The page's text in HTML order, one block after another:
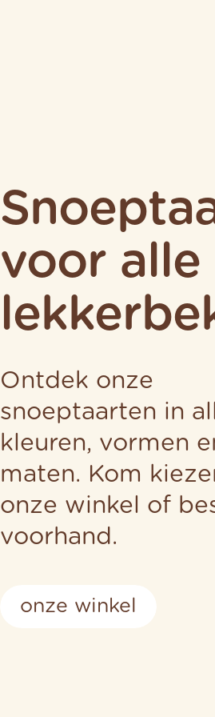
voor alle
Ontdek onze
snoeptaarten in
kleuren, vormen
maten. Kom
onze winkel of
voorhand.
onze winkel